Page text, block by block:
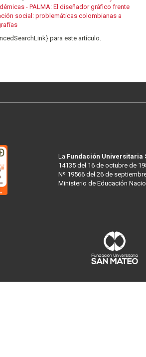
- PALMA: El diseñador gráfico frente
social: problemáticas colombianas a
para este artículo.
La Fundación Universitaria
14135 del 16 de octubre de
Nº 19566 del 26 de
Ministerio de Educación